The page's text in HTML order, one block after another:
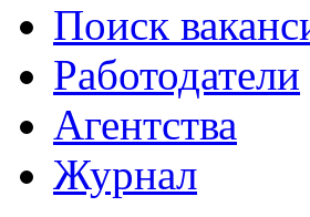
Поиск
Работодатели
Агентства
Журнал